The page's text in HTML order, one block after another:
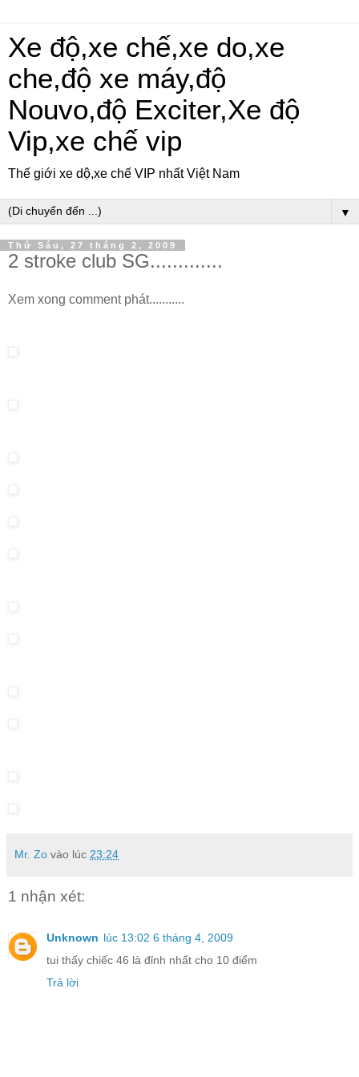
Xe độ,xe chế,xe do,xe
che,độ xe máy,độ
Nouvo,độ Exciter,Xe độ
Vip,xe chế vip
Thế giới xe dộ,xe chế VIP nhất Việt Nam
▼
Thứ Sáu, 27 tháng 2, 2009
2 stroke club SG.............
Xem xong comment phát...........
Mr. Zo vào lúc 23:24
1 nhận xét:
Unknown lúc 13:02 6 tháng 4, 2009
tui thấy chiếc 46 là đỉnh nhất cho 10 điểm
Trả lời